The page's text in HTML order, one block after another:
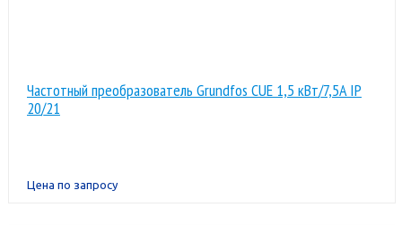
Частотный преобразователь Grundfos CUE 1,5 кВт/7,5A IP
20/21
Цена по запросу